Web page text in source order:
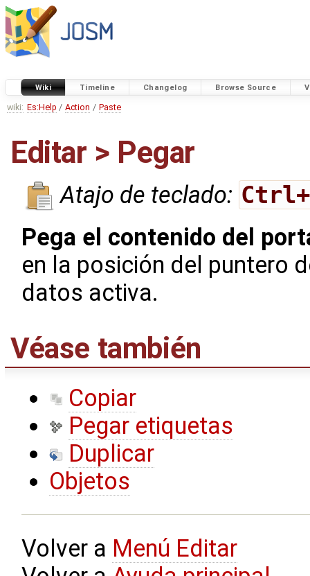
Wiki Timeline Changelog Browse Source
wiki: Es:Help / Action / Paste
Editar > Pegar
Atajo de teclado:
Pega el contenido del
en la posición del puntero
datos activa.
Véase también
Copiar
Pegar etiquetas
Duplicar
Objetos
Volver a Menú Editar